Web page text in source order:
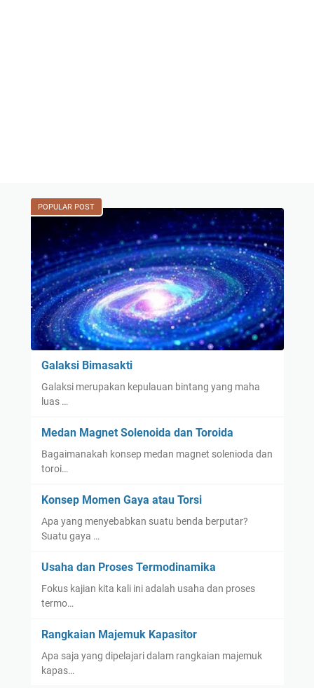
POPULAR POST
Galaksi Bimasakti
Galaksi merupakan kepulauan bintang yang maha
luas …
Medan Magnet Solenoida dan Toroida
Bagaimanakah konsep medan magnet solenioda dan
toroi…
Konsep Momen Gaya atau Torsi
Apa yang menyebabkan suatu benda berputar?
Suatu gaya …
Usaha dan Proses Termodinamika
Fokus kajian kita kali ini adalah usaha dan proses
termo…
Rangkaian Majemuk Kapasitor
Apa saja yang dipelajari dalam rangkaian majemuk
kapas…